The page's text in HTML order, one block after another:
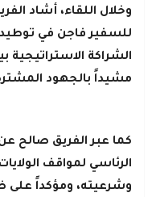
وخلال اللقاء، أشاد
للسفير فاجن في توطيد
الشراكة الاستراتيجية
مشيداً بالجهود
كما عبر الفريق صالح
الرئاسي لمواقف
وشرعيته، ومؤكداً على